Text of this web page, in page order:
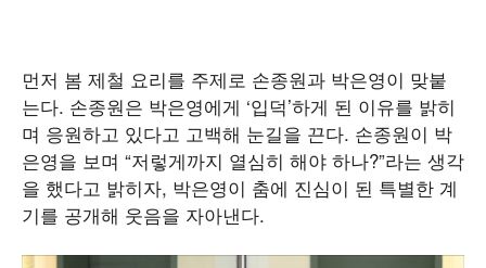
먼저 봄 제철 요리를 주제로 손종원과 박은영이 맞붙
는다. 손종원은 박은영에게 ‘입덕’하게 된 이유를 밝히
며 응원하고 있다고 고백해 눈길을 끈다. 손종원이 박
은영을 보며 “저렇게까지 열심히 해야 하나?”라는 생각
을 했다고 밝히자, 박은영이 춤에 진심이 된 특별한 계
기를 공개해 웃음을 자아낸다.